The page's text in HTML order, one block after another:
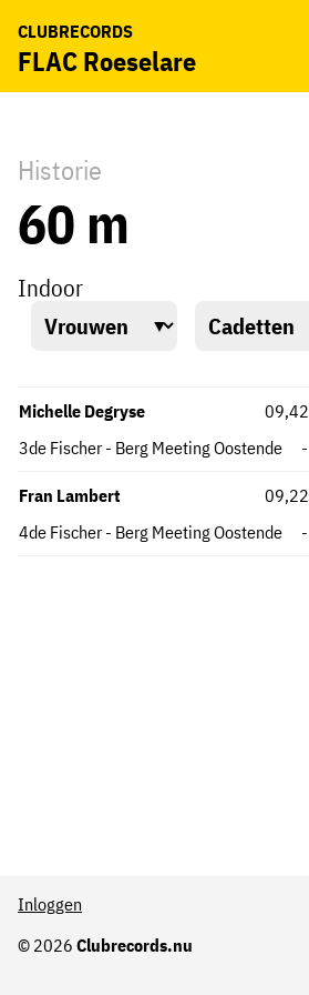
CLUBRECORDS
FLAC Roeselare
Historie
60 m
Indoor
Michelle Degryse
3de Fischer - Berg Meeting Oostende
09,42
-
Fran Lambert
4de Fischer - Berg Meeting Oostende
09,22
-
© 2026 Clubrecords.nu
Inloggen